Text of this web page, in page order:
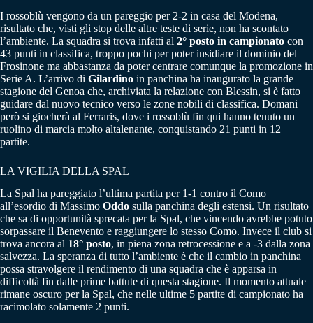
I rossoblù vengono da un pareggio per 2-2 in casa del Modena,
risultato che, visti gli stop delle altre teste di serie, non ha scontato
l’ambiente. La squadra si trova infatti al 2° posto in campionato con
43 punti in classifica, troppo pochi per poter insidiare il dominio del
Frosinone ma abbastanza da poter centrare comunque la promozione in
Serie A. L’arrivo di Gilardino in panchina ha inaugurato la grande
stagione del Genoa che, archiviata la relazione con Blessin, si è fatto
guidare dal nuovo tecnico verso le zone nobili di classifica. Domani
però si giocherà al Ferraris, dove i rossoblù fin qui hanno tenuto un
ruolino di marcia molto altalenante, conquistando 21 punti in 12
partite.
LA VIGILIA DELLA SPAL
La Spal ha pareggiato l’ultima partita per 1-1 contro il Como
all’esordio di Massimo Oddo sulla panchina degli estensi. Un risultato
che sa di opportunità sprecata per la Spal, che vincendo avrebbe potuto
sorpassare il Benevento e raggiungere lo stesso Como. Invece il club si
trova ancora al 18° posto, in piena zona retrocessione e a -3 dalla zona
salvezza. La speranza di tutto l’ambiente è che il cambio in panchina
possa stravolgere il rendimento di una squadra che è apparsa in
difficoltà fin dalle prime battute di questa stagione. Il momento attuale
rimane oscuro per la Spal, che nelle ultime 5 partite di campionato ha
racimolato solamente 2 punti.